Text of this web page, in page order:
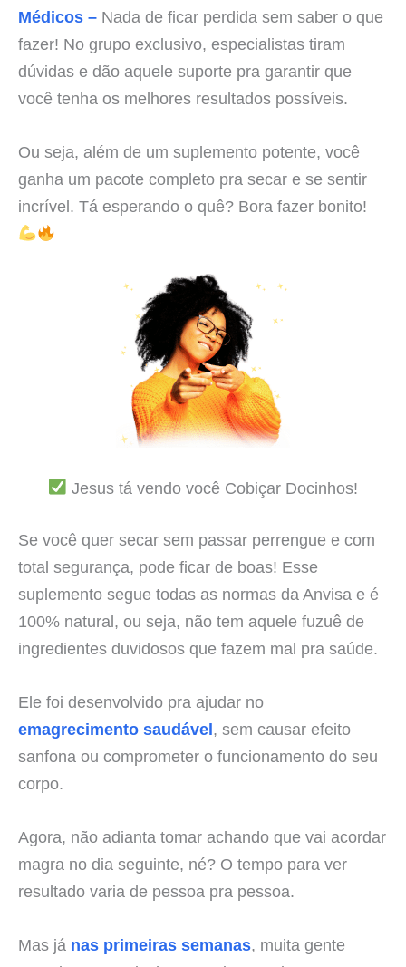
Médicos – Nada de ficar perdida sem saber o que
fazer! No grupo exclusivo, especialistas tiram
dúvidas e dão aquele suporte pra garantir que
você tenha os melhores resultados possíveis.
Ou seja, além de um suplemento potente, você
ganha um pacote completo pra secar e se sentir
incrível. Tá esperando o quê? Bora fazer bonito!
Jesus tá vendo você Cobiçar Docinhos!
Se você quer secar sem passar perrengue e com
total segurança, pode ficar de boas! Esse
suplemento segue todas as normas da Anvisa e é
100% natural, ou seja, não tem aquele fuzuê de
ingredientes duvidosos que fazem mal pra saúde.
Ele foi desenvolvido pra ajudar no
emagrecimento saudável, sem causar efeito
sanfona ou comprometer o funcionamento do seu
corpo.
Agora, não adianta tomar achando que vai acordar
magra no dia seguinte, né? O tempo para ver
resultado varia de pessoa pra pessoa.
Mas já nas primeiras semanas, muita gente